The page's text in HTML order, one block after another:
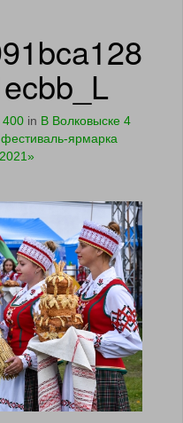
400 in В Волковыске 4
ярмарка